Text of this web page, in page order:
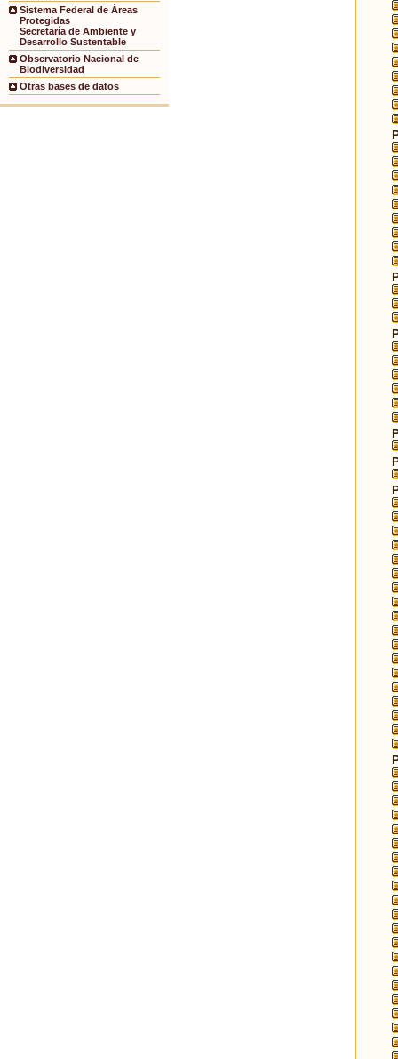
Sistema Federal de Áreas
Protegidas
Secretaría de Ambiente y
Desarrollo Sustentable
Observatorio Nacional de
Biodiversidad
Otras bases de datos